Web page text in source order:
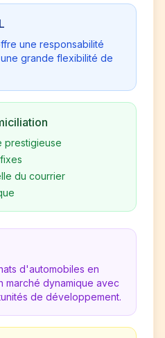
une responsabilité
grande flexibilité de
prestigieuse
du courrier
d'automobiles en
marché dynamique avec
de développement.